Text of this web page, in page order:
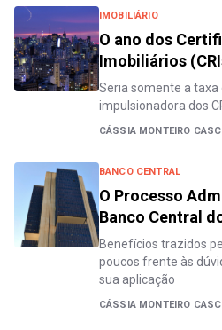
IMOBILIÁRIO
O ano dos
Imobiliários
Seria somente a taxa
impulsionadora dos
CÁSSIA MONTEIRO
BANCO CENTRAL
O Processo
Banco Central
Benefícios trazidos
poucos frente às
sua aplicação
CÁSSIA MONTEIRO